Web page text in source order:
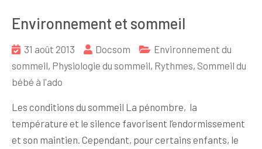
Environnement et sommeil
31 août 2013 Docsom
Environnement du
sommeil, Physiologie du sommeil, Rythmes, Sommeil du
bébé à l'ado
Les conditions du sommeil La pénombre, la
température et le silence favorisent l’endormissement
et son maintien. Cependant, pour certains enfants, le